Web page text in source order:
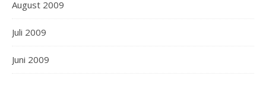
August 2009
Juli 2009
Juni 2009